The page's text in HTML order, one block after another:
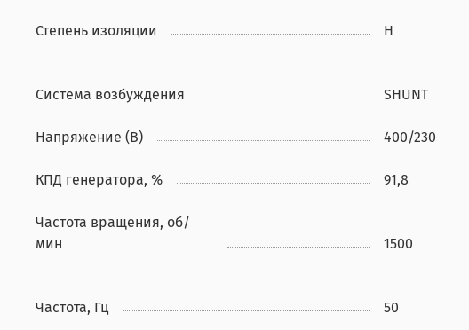
Степень изоляции H
Система возбуждения SHUNT
Напряжение (В) 400/230
КПД генератора, % 91,8
Частота вращения, об/
мин
1500
Частота, Гц 50